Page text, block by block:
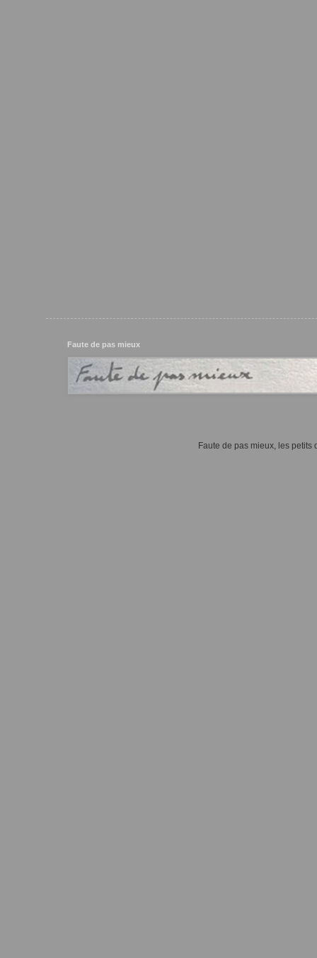
Faute de pas mieux
Faute de pas mieux, les